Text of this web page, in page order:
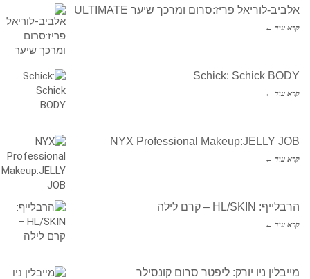
אלביב-לוריאל פריז:סרום ומרכך שיער ULTIMATE
קרא עוד ←
Schick: Schick BODY
קרא עוד ←
NYX Professional Makeup:JELLY JOB
קרא עוד ←
הרבלייף: HL/SKIN – קרם לילה
קרא עוד ←
מייבלין ניו יורק: ליפטר סרום קונסילר